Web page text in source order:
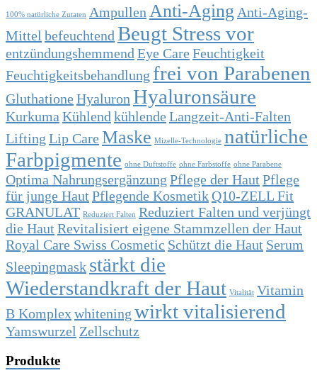
100% natürliche Zutaten Ampullen Anti-Aging Anti-Aging-
Mittel befeuchtend Beugt Stress vor
entzündungshemmend Eye CareFeuchtigkeit
Feuchtigkeitsbehandlung frei von Parabenen
GluthationeHyaluron Hyaluronsäure
Kurkuma Kühlend kühlendeLangzeit-Anti-Falten
Lifting Lip CareMaske Mizelle-Technologie natürliche
Farbpigmente ohne Duftstoffe ohne Farbstoffe ohne Parabene
Optima Nahrungsergänzung Pflege der Haut Pflege
für junge Haut Pflegende KosmetikQ10-ZELL Fit
GRANULAT Reduziert Falten Reduziert Falten und verjüngt
die Haut Revitalisiert eigene Stammzellen der Haut
Royal Care Swiss Cosmetic Schützt die Haut Serum
Sleepingmask stärkt die
Wiederstandkraft der Haut Vitalität Vitamin
B Komplexwhitening wirkt vitalisierend
Yamswurzel Zellschutz
Produkte